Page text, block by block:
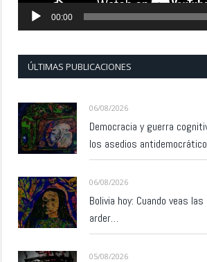
00:00
ÚLTIMAS PUBLICACIONES
06/08/2026
Democracia y guerra
los asedios
06/08/2026
Bolivia hoy: Cuando veas
arder…
05/08/2026